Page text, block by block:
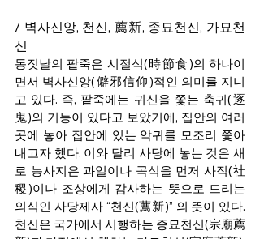
/ 벽사신앙, 천신, 薦新, 종묘천신, 가묘천
신
동짓날의 팥죽은 시절식(時節食)의 하나이
면서 벽사신앙(僻邪信仰)적인 의미를 지니
고 있다. 즉, 팥죽에는 귀신을 쫓는 축귀(逐
鬼)의 기능이 있다고 보았기에, 집안의 여러
곳에 놓아 집안에 있는 악귀를 모조리 쫓아
내고자 했다. 이와 달리 사당에 놓는 것은 새
로 농사지은 과일이나 곡식을 먼저 사직(社
稷)이나 조상에게 감사하는 뜻으로 드리는
의식인 사당제사 “천신(薦新)” 의 뜻이 있다.
천신은 국가에서 시행하는 종묘천신(宗廟薦